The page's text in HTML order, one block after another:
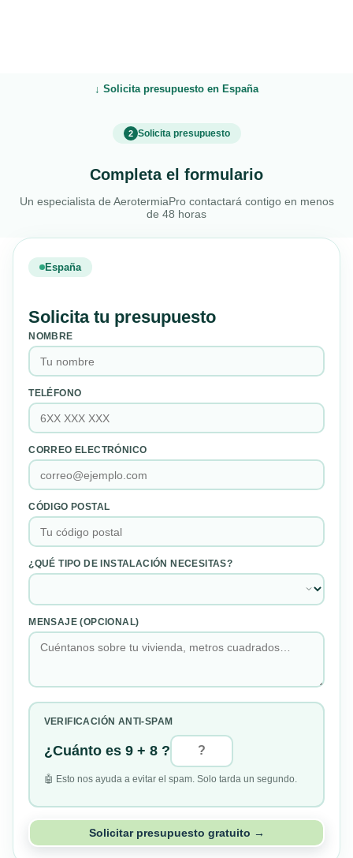
↓ Solicita presupuesto en España
2 Solicita presupuesto
Completa el formulario
Un especialista de AerotermiaPro contactará contigo en menos
de 48 horas
España
Solicita tu presupuesto
NOMBRE
TELÉFONO
CORREO ELECTRÓNICO
CÓDIGO POSTAL
¿QUÉ TIPO DE INSTALACIÓN NECESITAS?
MENSAJE (OPCIONAL)
VERIFICACIÓN ANTI-SPAM
¿Cuánto es 9 + 8 ?
🤖 Esto nos ayuda a evitar el spam. Solo tarda un segundo.
Solicitar presupuesto gratuito →